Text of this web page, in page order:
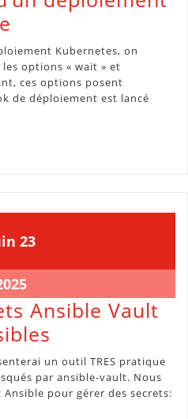
2025
la
fin
d’un
Kubernetes, on
options « wait » et
ces options posent
de déploiement est lancé
23
2025
2323
2025
23
juin
2025
Ansible Vault
de
secrets
Ansible
un outil TRES pratique
par ansible-vault. Nous
pour gérer des secrets: